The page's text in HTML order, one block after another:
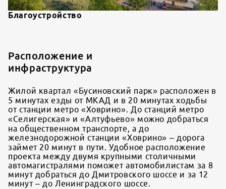
Благоустройство
Расположение и
инфраструктура
Жилой квартал «Бусиновский парк» расположен в
5 минутах езды от МКАД и в 20 минутах ходьбы
от станции метро «Ховрино». До станций метро
«Селигерская» и «Алтуфьево» можно добраться
на общественном транспорте, а до
железнодорожной станции «Ховрино» – дорога
займет 20 минут в пути. Удобное расположение
проекта между двумя крупными столичными
автомагистралями поможет автомобилистам за 8
минут добраться до Дмитровского шоссе и за 12
минут – до Ленинградского шоссе.